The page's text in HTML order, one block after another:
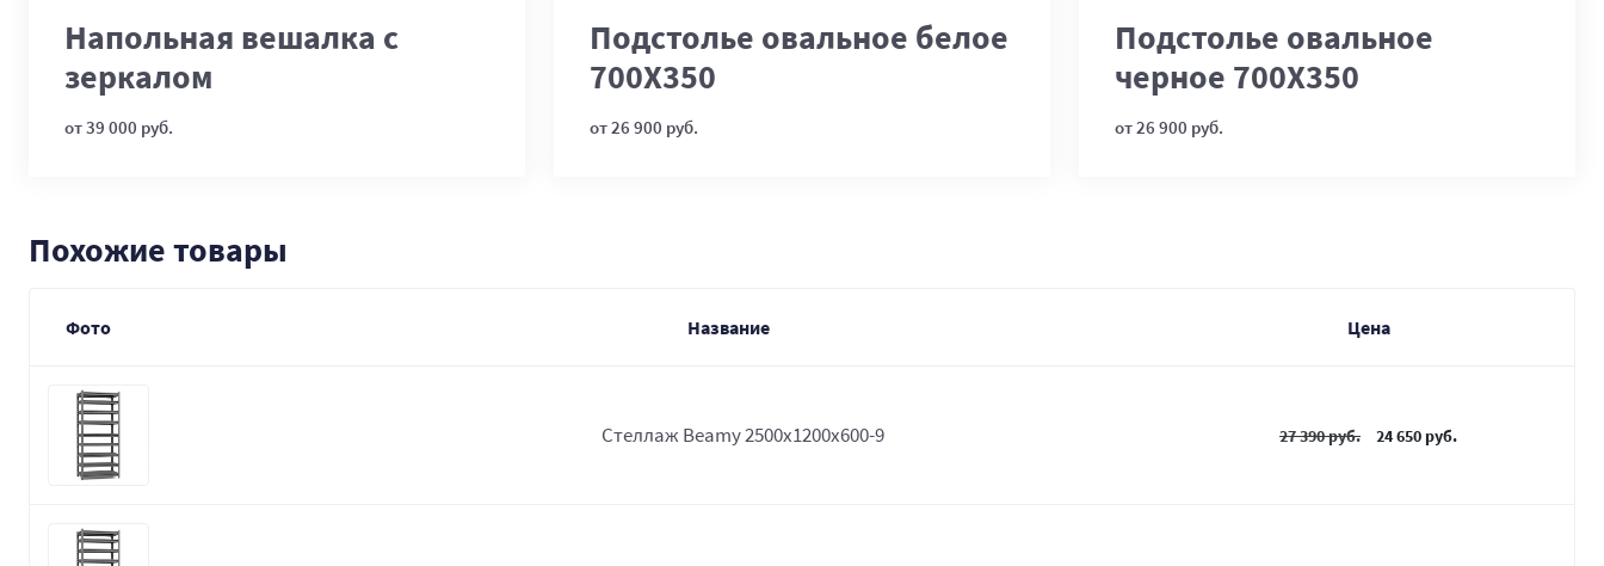
Напольная вешалка с
зеркалом
от 39 000 руб.
Подстолье овальное белое
700Х350
от 26 900 руб.
Подстолье овальное
черное 700Х350
от 26 900 руб.
Похожие товары
Фото Название Цена
Стеллаж Beamy 2500x1200x600-9 27 390 руб. 24 650 руб.